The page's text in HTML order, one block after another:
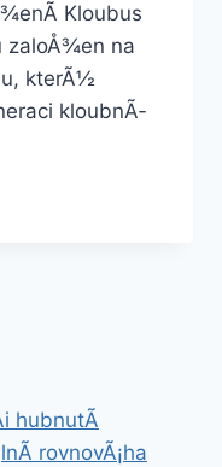
Kloubus
zaloÅ¾en na
kterÃ½
kloubnÃ­
hubnutÃ­
rovnovÃ¡ha